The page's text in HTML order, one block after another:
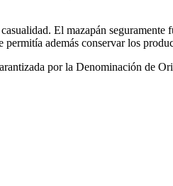
El mazapán seguramente
permitía además conservar los
por la Denominación de